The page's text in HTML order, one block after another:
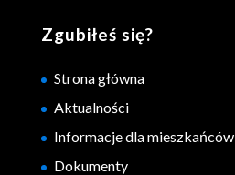
Zgubiłeś się?
Strona główna
Aktualności
Informacje dla mieszkańców
Dokumenty